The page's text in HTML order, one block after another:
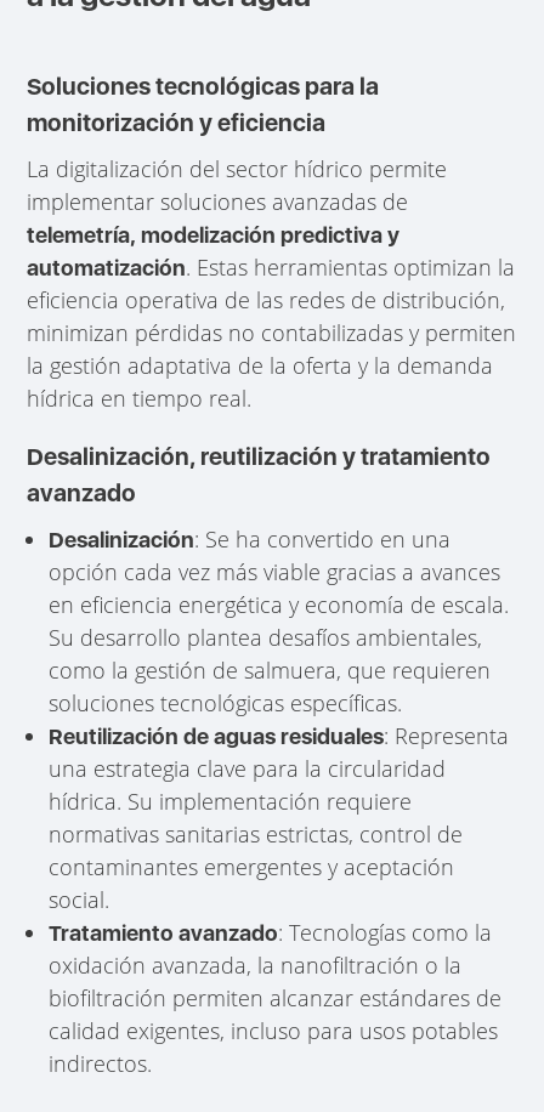
Soluciones tecnológicas para la
monitorización y eficiencia
La digitalización del sector hídrico permite
implementar soluciones avanzadas de
telemetría, modelización predictiva y
automatización. Estas herramientas optimizan la
eficiencia operativa de las redes de distribución,
minimizan pérdidas no contabilizadas y permiten
la gestión adaptativa de la oferta y la demanda
hídrica en tiempo real.
Desalinización, reutilización y tratamiento
avanzado
Desalinización: Se ha convertido en una
opción cada vez más viable gracias a avances
en eficiencia energética y economía de escala.
Su desarrollo plantea desafíos ambientales,
como la gestión de salmuera, que requieren
soluciones tecnológicas específicas.
Reutilización de aguas residuales: Representa
una estrategia clave para la circularidad
hídrica. Su implementación requiere
normativas sanitarias estrictas, control de
contaminantes emergentes y aceptación
social.
Tratamiento avanzado: Tecnologías como la
oxidación avanzada, la nanofiltración o la
biofiltración permiten alcanzar estándares de
calidad exigentes, incluso para usos potables
indirectos.